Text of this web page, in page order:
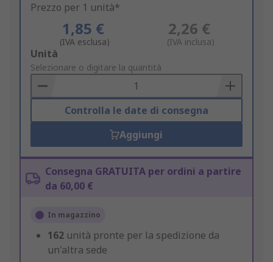
Prezzo per 1 unità*
1,85 €
(IVA esclusa)
2,26 €
(IVA inclusa)
Add
to
Basket
Unità
Selezionare o digitare la quantità
Controlla le date di consegna
Aggiungi
Consegna GRATUITA per ordini a partire
da 60,00 €
In magazzino
162 unità pronte per la spedizione da
un'altra sede